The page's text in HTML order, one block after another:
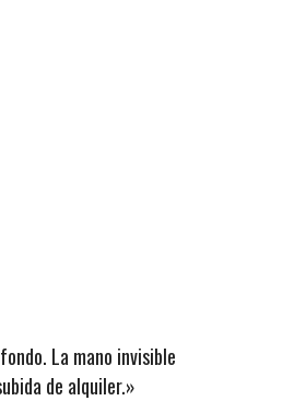
La mano invisible
de alquiler.»